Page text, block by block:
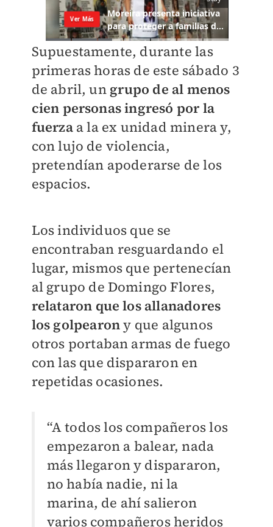
Supuestamente, durante las
primeras horas de este sábado 3
de abril, un grupo de al menos
cien personas ingresó por la
fuerzaa la ex unidad minera y,
con lujo de violencia,
pretendían apoderarse de los
espacios.
Los individuos que se
encontraban resguardando el
lugar, mismos que pertenecían
al grupo de Domingo Flores,
relataron que los allanadores
los golpearony que algunos
otros portaban armas de fuego
con las que dispararon en
repetidas ocasiones.
“A todos los compañeros los
empezaron a balear, nada
más llegaron y dispararon,
no había nadie, ni la
marina, de ahí salieron
varios compañeros heridos